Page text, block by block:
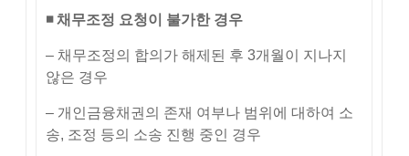
◾채무조정 요청이 불가한 경우
– 채무조정의 합의가 해제된 후 3개월이 지나지
않은 경우
– 개인금융채권의 존재 여부나 범위에 대하여 소
송, 조정 등의 소송 진행 중인 경우